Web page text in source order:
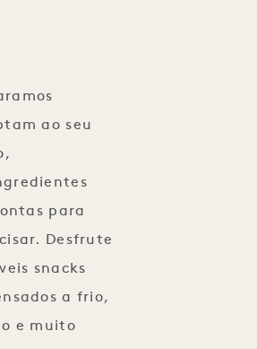
ao seu
para
Desfrute
snacks
a frio,
e muito